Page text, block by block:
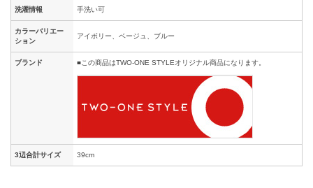
洗濯情報 手洗い可
カラーバリエー
ション
アイボリー、ベージュ、ブルー
ブランド ■この商品はTWO-ONE STYLEオリジナル商品になります。
3辺合計サイズ 39cm